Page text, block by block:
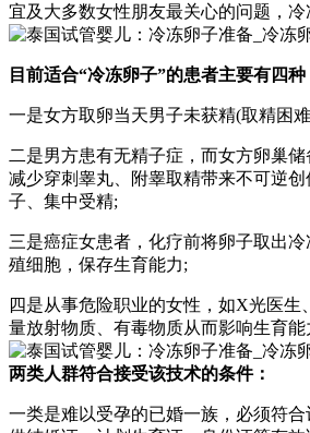
宜及大多数女性朋友最关心的问题，冷
目前适合“冷冻卵子”的患者主要有四种
一是女方取卵当天男子未获精(取精困
二是男方患有无精子症，而女方卵巢
减少穿刺睾丸、附睾取精带来不可逆
子、集中受精;
三是癌症女患者，化疗前将卵子取出
殖细胞，保存生育能力;
四是从事危险职业的女性，如X光医生
量放射物质、有毒物质从而影响生育能
两类人群符合接受该技术的条件：
一类是难以受孕的已婚一族，必须符